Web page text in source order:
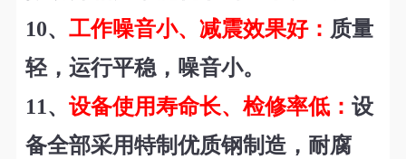
10、 工作噪音小、减震效果好： 质量
轻，运行平稳，噪音小。
11、 设备使用寿命长、检修率低： 设
备全部采用特制优质钢制造，耐腐